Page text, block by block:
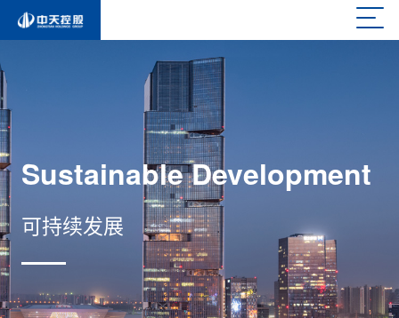
Sustainable Development
可持续发展